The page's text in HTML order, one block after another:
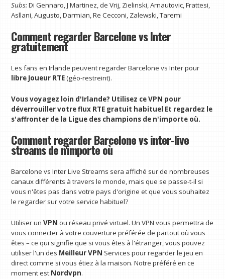
Subs:Di Gennaro, J Martinez, de Vrij, Zielinski, Arnautovic, Frattesi,
Asllani, Augusto, Darmian, Re Cecconi, Zalewski, Taremi
Comment regarder Barcelone vs Inter
gratuitement
Les fans en Irlande peuvent regarder Barcelone vs Inter pour
libre Joueur RTE(géo-restreint).
Vous voyagez loin d'Irlande? Utilisez ce VPN pour
déverrouiller votre flux RTE gratuit habituel Et regardez le
s'affronter de la Ligue des champions de n'importe où.
Comment regarder Barcelone vs inter-live
streams de n'importe où
Barcelone vs Inter Live Streams sera affiché sur de nombreuses
canaux différents à travers le monde, mais que se passe-t-il si
vous n'êtes pas dans votre pays d'origine et que vous souhaitez
le regarder sur votre service habituel?
Utiliser unVPN ou réseau privé virtuel. Un VPN vous permettra de
vous connecter à votre couverture préférée de partout où vous
êtes – ce qui signifie que si vous êtes à l'étranger, vous pouvez
utiliser l'un des Meilleur VPN Services pour regarder le jeu en
direct comme si vous étiez à la maison. Notre préféré en ce
moment est Nordvpn.